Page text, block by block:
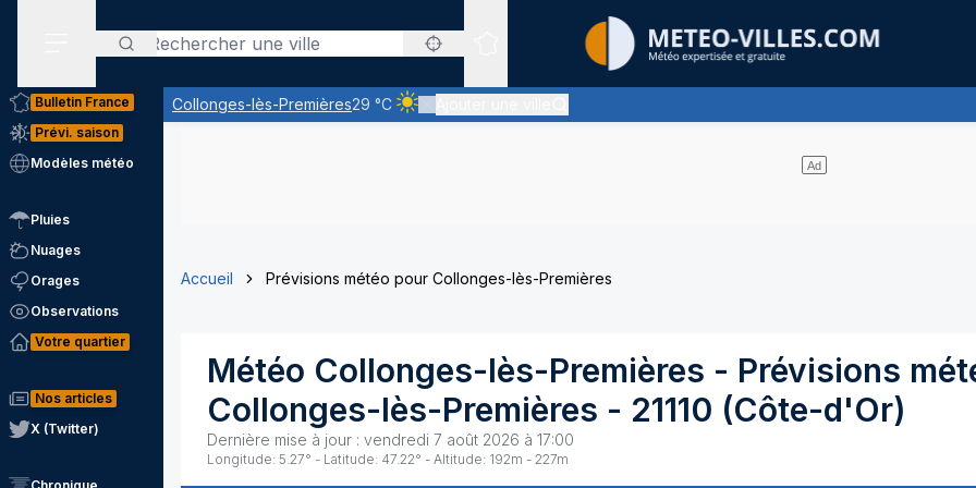
Rechercher
Sites expertis&eacute;s
Collonges-lès-Premières29 °C
Ciel clair - quasiment pas de nuages et un soleil omniprésent
Bulletin France
Prévi. saison
Modèles météo
Pluies
Nuages
Orages
Observations
Votre quartier
Nos articles
X (Twitter)
Accueil Prévisions météo pour Collonges-lès-Premières
Météo Collonges-lès-Premières - Prévisions
Collonges-lès-Premières - 21110 (Côte-d'Or)
Dernière mise à jour : vendredi 7 août 2026 à 17:00
Longitude: 5.27° - Latitude: 47.22° - Altitude: 192m - 227m